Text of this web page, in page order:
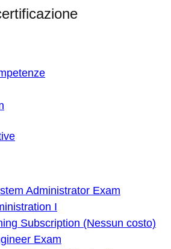
Administrator Exam
I
Subscription (Nessun costo)
Exam